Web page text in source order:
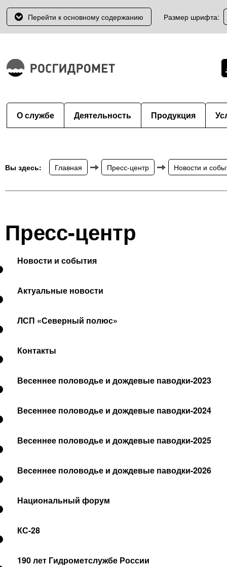
Перейти к основному содержанию Размер шрифта:
О службе Деятельность Продукция
Вы здесь: Главная Пресс-центр Новости и
Пресс-центр
Новости и события
Актуальные новости
ЛСП «Северный полюс»
Контакты
Весеннее половодье и дождевые паводки-2023
Весеннее половодье и дождевые паводки-2024
Весеннее половодье и дождевые паводки-2025
Весеннее половодье и дождевые паводки-2026
Национальный форум
КС-28
190 лет Гидрометслужбе России